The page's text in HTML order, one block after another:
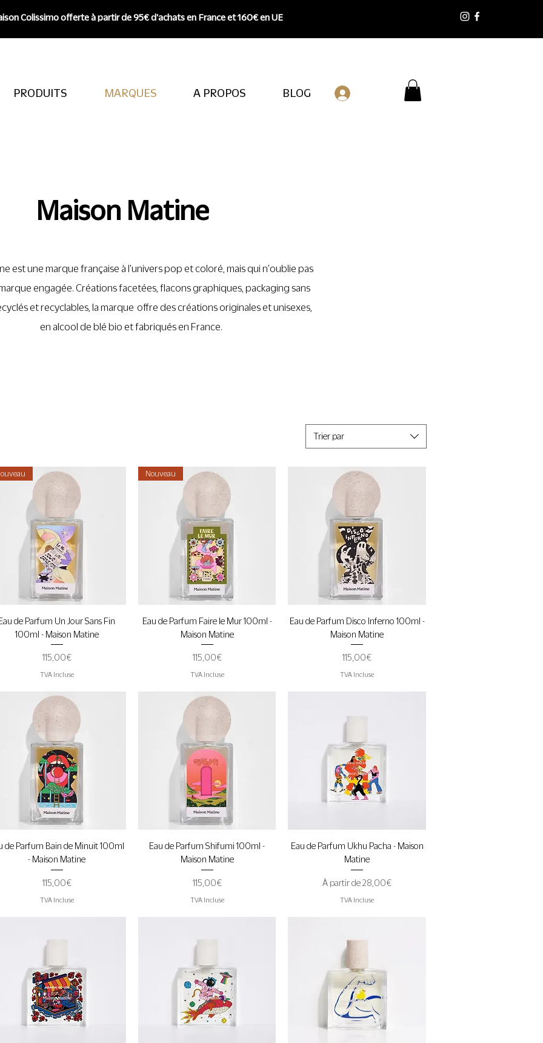
Colissimo offerte à partir de 95€ d'achats en France et 160€ en UE
PRODUITS MARQUES A PROPOS BLOG
Maison Matine
est une marque française à l'univers pop et coloré, mais qui n'oublie pas
engagée. Créations facetées, flacons graphiques, packaging sans
et recyclables, la marque offre des créations originales et unisexes,
en alcool de blé bio et fabriqués en France.
Trier par
Aperçu rapide
de Parfum Un Jour Sans Fin
100ml - Maison Matine
Prix
115,00 €
TVA Incluse
Aperçu rapide
Nouveau
Eau de Parfum Faire le Mur 100ml -
Maison Matine
Prix
115,00 €
TVA Incluse
Aperçu rapide
Eau de Parfum Disco Inferno 100ml -
Maison Matine
Prix
115,00 €
TVA Incluse
Aperçu rapide
de Parfum Bain de Minuit 100ml
- Maison Matine
Prix
115,00 €
TVA Incluse
Aperçu rapide
Eau de Parfum Shifumi 100ml -
Maison Matine
Prix
115,00 €
TVA Incluse
Aperçu rapide
Eau de Parfum Ukhu Pacha - Maison
Matine
À partir de28,00 €
Prix promotionnel
TVA Incluse